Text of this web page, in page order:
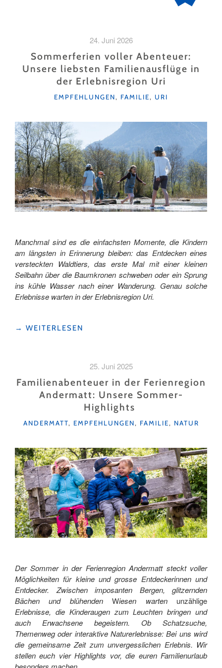
24. Juni 2026
Sommerferien voller Abenteuer:
Unsere liebsten Familienausflüge in
der Erlebnisregion Uri
KATEGORIEN
EMPFEHLUNGEN, FAMILIE, URI
Manchmal sind es die einfachsten Momente, die Kindern
am längsten in Erinnerung bleiben: das Entdecken eines
versteckten Waldtiers, das erste Mal mit einer kleinen
Seilbahn über die Baumkronen schweben oder ein Sprung
ins kühle Wasser nach einer Wanderung. Genau solche
Erlebnisse warten in der Erlebnisregion Uri.
"SOMMERFERIEN
FAMILIENAUSFLÜGE
ERLEBNISREGION
URI"
→ WEITERLESEN
25. Juni 2025
Familienabenteuer in der Ferienregion
Andermatt: Unsere Sommer-
Highlights
KATEGORIEN
ANDERMATT, EMPFEHLUNGEN, FAMILIE, NATUR
Der Sommer in der Ferienregion Andermatt steckt voller
Möglichkeiten für kleine und grosse Entdeckerinnen und
Entdecker. Zwischen imposanten Bergen, glitzernden
Bächen und blühendenWiesen warten unzählige
Erlebnisse, die Kinderaugen zum Leuchten bringen und
auch Erwachsene begeistern. Ob Schatzsuche,
Themenweg oder interaktive Naturerlebnisse: Bei uns wird
die gemeinsame Zeit zum unvergesslichen Erlebnis. Wir
stellen euch vier Highlights vor, die euren Familienurlaub